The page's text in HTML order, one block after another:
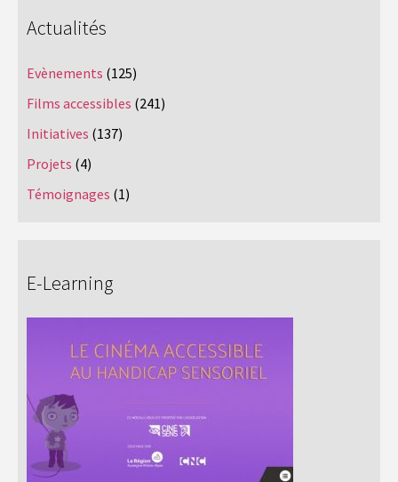
Actualités
Evènements (125)
Films accessibles (241)
Initiatives (137)
Projets (4)
Témoignages (1)
E-Learning